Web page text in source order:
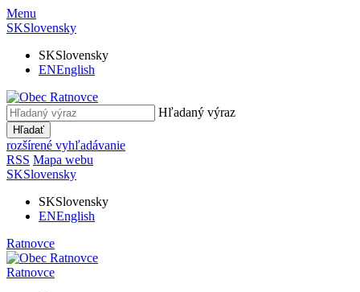
Menu
SKSlovensky
SKSlovensky
ENEnglish
Hľadaný výraz
Hľadať
rozšírené vyhľadávanie
RSS Mapa webu
SKSlovensky
SKSlovensky
ENEnglish
Ratnovce
Ratnovce